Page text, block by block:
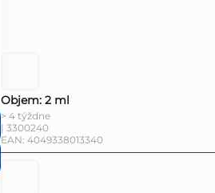
Objem: 2 ml
> 4 týždne
| 3300240
EAN: 4049338013340